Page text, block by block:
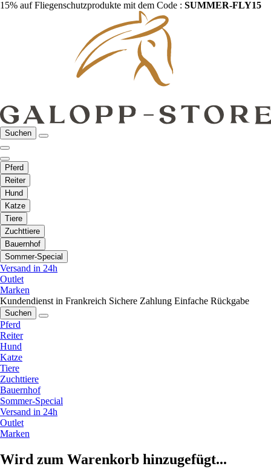
15% auf Fliegenschutzprodukte mit dem Code : SUMMER-FLY15
Suchen
Pferd
Reiter
Hund
Katze
Tiere
Zuchttiere
Bauernhof
Sommer-Special
Versand in 24h
Outlet
Marken
Kundendienst in Frankreich Sichere Zahlung Einfache Rückgabe
Suchen
Pferd
Reiter
Hund
Katze
Tiere
Zuchttiere
Bauernhof
Sommer-Special
Versand in 24h
Outlet
Marken
Wird zum Warenkorb hinzugefügt...